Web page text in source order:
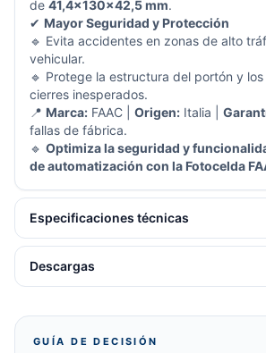
de 41,4x130x42,5 mm.
✔ Mayor Seguridad y Protección
🔹 Evita accidentes en zonas de alto
vehicular.
🔹 Protege la estructura del portón y
cierres inesperados.
📍 Marca: FAAC | Origen: Italia |
fallas de fábrica.
🔹 Optimiza la seguridad y
de automatización con la Fotocelda
Especificaciones técnicas
Descargas
GUÍA DE DECISIÓN